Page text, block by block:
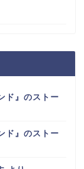
ド』のストー
ド』のストー